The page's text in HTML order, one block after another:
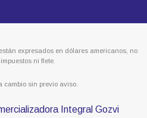
expresados en dólares americanos, no
ni flete.
cambio sin previo aviso.
Integral Gozvi